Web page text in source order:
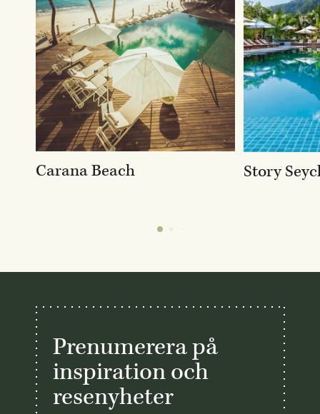
Carana Beach Story
Prenumerera på
inspiration och
resenyheter